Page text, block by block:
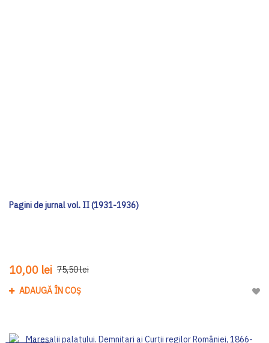
Pagini de jurnal vol. II (1931-1936)
10,00 lei 75,50 lei
ADAUGĂ ÎN COȘ